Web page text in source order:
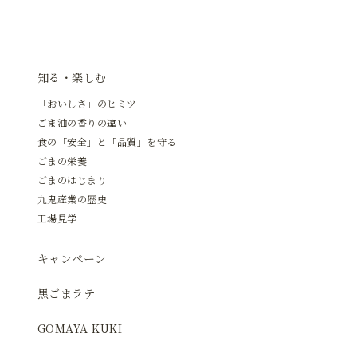
知る・楽しむ
「おいしさ」のヒミツ
ごま油の香りの違い
食の「安全」と「品質」を守る
ごまの栄養
ごまのはじまり
九鬼産業の歴史
工場見学
キャンペーン
黒ごまラテ
GOMAYA KUKI